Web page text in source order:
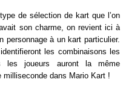
de sélection de kart que l’on
son charme, on revient ici à
à un kart particulier.
les combinaisons les
les joueurs auront la même
dans Mario Kart !